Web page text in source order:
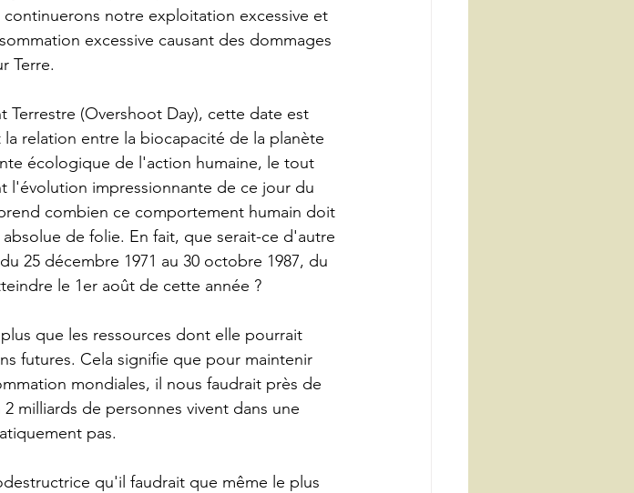
notre exploitation excessive et
excessive causant des dommages
Terre.
(Overshoot Day), cette date est
relation entre la biocapacité de la planète
écologique de l'action humaine, le tout
l'évolution impressionnante de ce jour du
combien ce comportement humain doit
de folie. En fait, que serait-ce d'autre
25 décembre 1971 au 30 octobre 1987, du
le 1er août de cette année ?
que les ressources dont elle pourrait
futures. Cela signifie que pour maintenir
mondiales, il nous faudrait près de
milliards de personnes vivent dans une
pas.
qu'il faudrait que même le plus